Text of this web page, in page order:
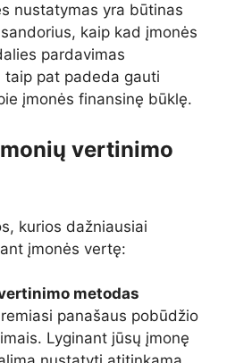
nustatymas yra būtinas
kaip kad įmonės
pardavimas
taip pat padeda gauti
įmonės finansinę būklę.
vertinimo
kurios dažniausiai
įmonės vertę:
metodas
panašaus pobūdžio
Lyginant jūsų įmonę